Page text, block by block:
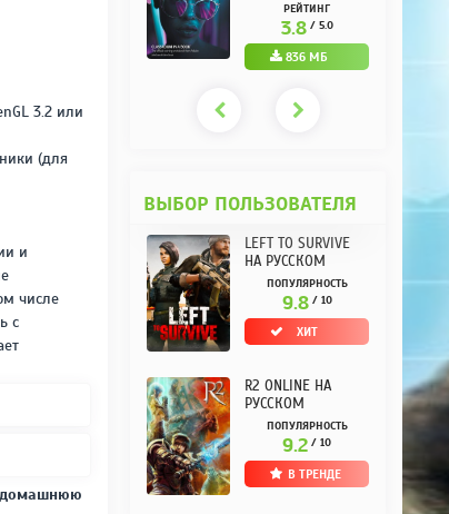
3.2 или
(для
и
числе
с
домашнюю
(10.3.0.10) НА
РУССКОМ REPACK
ОТ KPOJIUK
РЕЙТИНГ
3.8 / 5.0
836 МБ
ВЫБОР ПОЛЬЗОВАТЕЛЯ
LEFT TO SURVIVE
НА РУССКОМ
ПОПУЛЯРНОСТЬ
9.8 / 10
ХИТ
R2 ONLINE НА
РУССКОМ
ПОПУЛЯРНОСТЬ
9.2 / 10
В ТРЕНДЕ